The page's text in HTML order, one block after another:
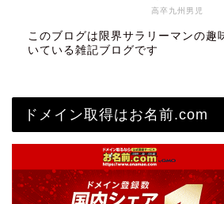
高卒九州男児
このブログは限界サラリーマンの趣
いている雑記ブログです
ドメイン取得はお名前.com